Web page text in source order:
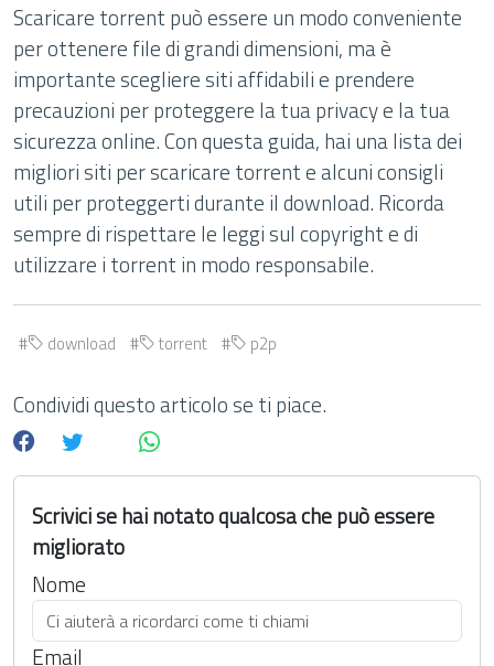
Scaricare torrent può essere un modo conveniente
per ottenere file di grandi dimensioni, ma è
importante scegliere siti affidabili e prendere
precauzioni per proteggere la tua privacy e la tua
sicurezza online. Con questa guida, hai una lista dei
migliori siti per scaricare torrent e alcuni consigli
utili per proteggerti durante il download. Ricorda
sempre di rispettare le leggi sul copyright e di
utilizzare i torrent in modo responsabile.
download torrent p2p
Condividi questo articolo se ti piace.
Scrivici se hai notato qualcosa che può essere
migliorato
Nome
Email